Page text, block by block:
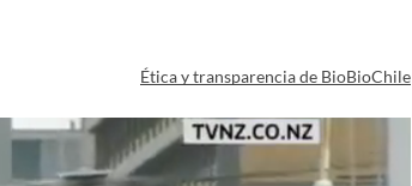
Ética y transparencia de BioBioChile